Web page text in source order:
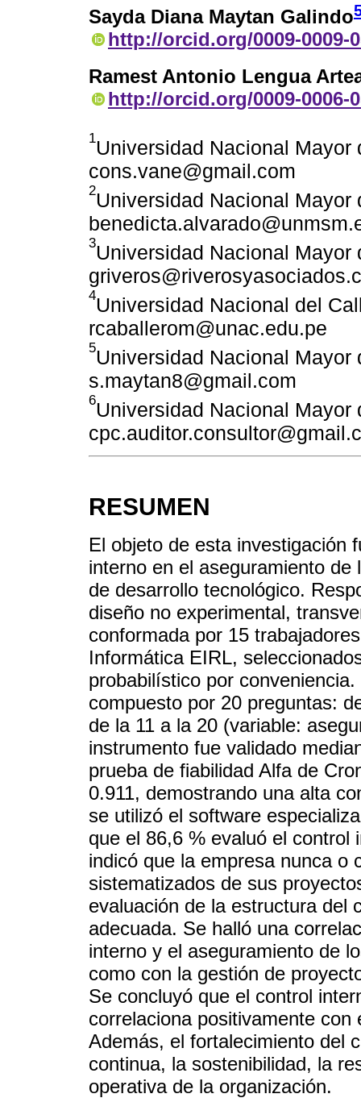
Sayda Diana Maytan Galindo
http://orcid.org/0009-0009-
Ramest Antonio Lengua
http://orcid.org/0009-0006-
1Universidad Nacional
cons.vane@gmail.com
2Universidad Nacional
3Universidad Nacional
4Universidad Nacional del
rcaballerom@unac.edu.pe
5Universidad Nacional
s.maytan8@gmail.com
6Universidad Nacional
RESUMEN
El objeto de esta investigación
interno en el aseguramiento
de desarrollo tecnológico.
diseño no experimental,
conformada por 15
Informática EIRL,
probabilístico por
compuesto por 20 preguntas:
de la 11 a la 20 (variable:
instrumento fue validado
prueba de fiabilidad Alfa de
0.911, demostrando una alta
se utilizó el software
que el 86,6 % evaluó el control
indicó que la empresa nunca o
sistematizados de sus
evaluación de la estructura del
adecuada. Se halló una
interno y el aseguramiento de
como con la gestión de
Se concluyó que el control
correlaciona positivamente
Además, el fortalecimiento del
continua, la sostenibilidad, la
operativa de la organización.